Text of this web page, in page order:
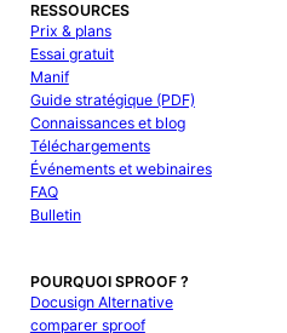
RESSOURCES
Prix & plans
Essai gratuit
Manif
Guide stratégique (PDF)
Connaissances et blog
Téléchargements
Événements et webinaires
FAQ
Bulletin
POURQUOI SPROOF ?
Docusign Alternative
comparer sproof